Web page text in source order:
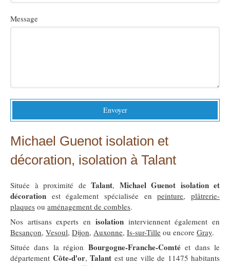
Message
Envoyer
Michael Guenot isolation et
décoration, isolation à Talant
Située à proximité de Talant, Michael Guenot isolation et
décoration est également spécialisée enpeinture,plâtrerie-
plaques ou aménagement de combles.
Nos artisans experts en isolationinterviennent également en
Besançon, Vesoul, Dijon, Auxonne, Is-sur-Tille ou encore Gray.
Située dans la région Bourgogne-Franche-Comtéet dans le
département Côte-d'or, Talant est une ville de 11475 habitants